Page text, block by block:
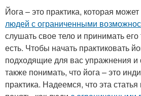
Йога – это практика, которая
людей с ограниченными
слушать свое тело и принимать
есть. Чтобы начать практиковать
подходящие для вас упражнения и
также понимать, что йога – это
практика. Надеемся, что эта